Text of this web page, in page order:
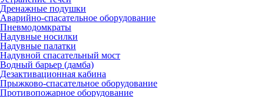
Дренажные подушки
Аварийно-спасательное оборудование
Пневмодомкраты
Надувные носилки
Надувные палатки
Надувной спасательный мост
Водный барьер (дамба)
Дезактивационная кабина
Прыжково-спасательное оборудование
Противопожарное оборудование